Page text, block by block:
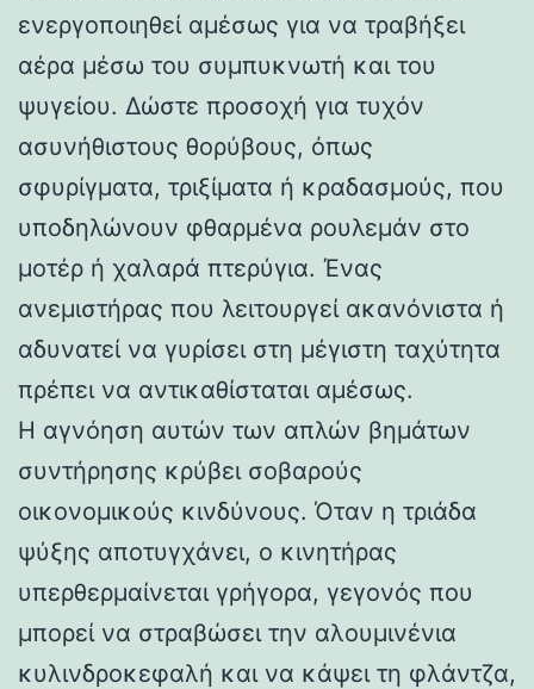
ενεργοποιηθεί αμέσως για να τραβήξει
αέρα μέσω του συμπυκνωτή και του
ψυγείου. Δώστε προσοχή για τυχόν
ασυνήθιστους θορύβους, όπως
σφυρίγματα, τριξίματα ή κραδασμούς, που
υποδηλώνουν φθαρμένα ρουλεμάν στο
μοτέρ ή χαλαρά πτερύγια. Ένας
ανεμιστήρας που λειτουργεί ακανόνιστα ή
αδυνατεί να γυρίσει στη μέγιστη ταχύτητα
πρέπει να αντικαθίσταται αμέσως.
Η αγνόηση αυτών των απλών βημάτων
συντήρησης κρύβει σοβαρούς
οικονομικούς κινδύνους. Όταν η τριάδα
ψύξης αποτυγχάνει, ο κινητήρας
υπερθερμαίνεται γρήγορα, γεγονός που
μπορεί να στραβώσει την αλουμινένια
κυλινδροκεφαλή και να κάψει τη φλάντζα,